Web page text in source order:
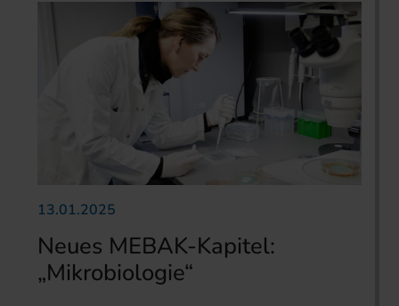
13.01.2025
Neues MEBAK-Kapitel:
„Mikrobiologie“